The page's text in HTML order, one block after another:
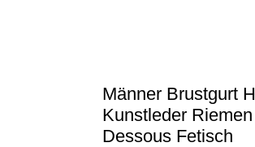
Männer Brustgurt
Kunstleder
Dessous Fetisch